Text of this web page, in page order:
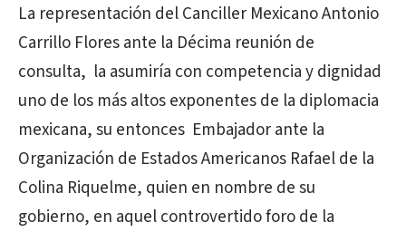
La representación del Canciller Mexicano Antonio
Carrillo Flores ante la Décima reunión de
consulta, la asumiría con competencia y dignidad
uno de los más altos exponentes de la diplomacia
mexicana, su entonces Embajador ante la
Organización de Estados Americanos Rafael de la
Colina Riquelme, quien en nombre de su
gobierno, en aquel controvertido foro de la